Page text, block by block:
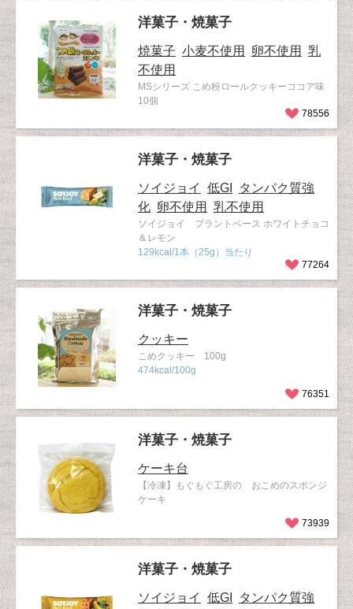
洋菓子・焼菓子
焼菓子 小麦不使用 卵不使用
乳
不使用
MSシリーズ こめ粉ロールクッキーココア味
10個
78556
洋菓子・焼菓子
ソイジョイ 低GI
タンパク質強
化 卵不使用 乳不使用
ソイジョイ プラントベース ホワイトチョコ
＆レモン
129kcal/1本（25g）当たり
77264
洋菓子・焼菓子
クッキー
こめクッキー 100g
474kcal/100g
76351
洋菓子・焼菓子
ケーキ台
【冷凍】もぐもぐ工房の おこめのスポンジ
ケーキ
73939
洋菓子・焼菓子
ソイジョイ 低GI
タンパク質強